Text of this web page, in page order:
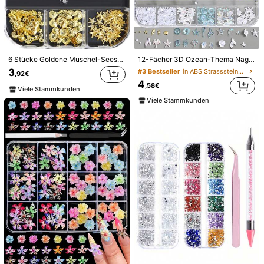
Versand nach Austria
Kostenloser Versand
Voraussichtliche Lieferung:6-11 Werktagen
Kostenlose Rücksendungen
Vorbehaltlich der Fair-Use-Richtlinie
Sichere Zahlungen · Datenschutz
Verkauft und versendet durch den gewerblichen Verkäufer:
SHEIN
Informationen und Pflichten des Händlers
Um diesen Verkäufer und/oder dieses Produkt zu melden
Produktdetails
Material: Kupfer
Mehr anzeigen
Sicherheitsinformationen und Kontakte
4,96 2.4K Follower
6 Stücke Goldene Muschel-Seestern Nagelkunst Dekorationen, Metallnieten, Kunstperlen, 3D gemischte Muschel- & Stern Nagelsteine, DIY Nagel Schmuck, Nagelkunst Zubehör Nägel Nagel Dekoration
3,92€
Viele Stammkunden
12-Fächer 3D Ozean-Thema Nagelkunst Dekorationen inklusive Muscheln, Seesternen, Meerjungfrauenschwänzen, Kokosbäumen, gemischten Perlen, Edelsteinen und Nagelzubehör - süßer Y2K Stil Nageldekoration, Nagelstudiobedarf und DIY Nagelkunstbedarf für Sommer Nagelcharms
#3 Bestseller in ABS Strasssteine & Dekorationen
4 ,58€
Viele Stammkunden